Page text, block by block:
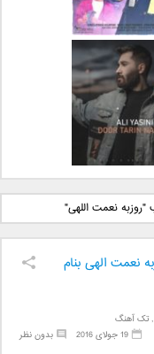
آهنگ جدید فرزاد
بنام آتیش
آهنگ جدید علی
دورترین نزدیک
نعمت اللهی"
نعمت الهی بنام
,تک آهنگ
بدون نظر
19 جولای 2016